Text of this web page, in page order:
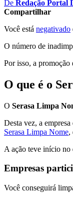
De Redação Portal
Compartilhar
Você está negativado
O número de
Por isso, a
O que é o
O Serasa Limpa
Desta vez, a
Serasa Limpa Nome,
A ação teve início no
Empresas
Você conseguirá